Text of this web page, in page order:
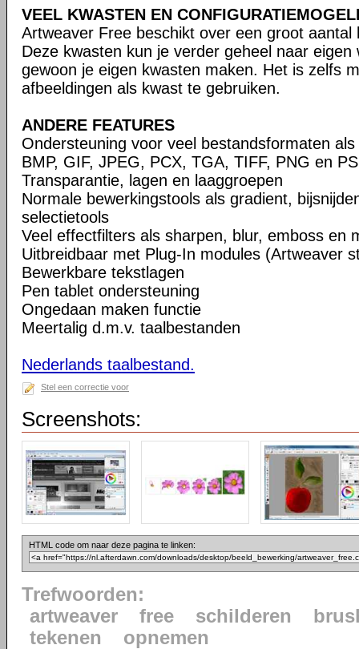
VEEL KWASTEN EN
Artweaver Free beschikt over een groot aantal
Deze kwasten kun je verder geheel naar
gewoon je eigen kwasten maken. Het is zelfs
afbeeldingen als kwast te gebruiken.
ANDERE FEATURES
Ondersteuning voor veel bestandsformaten
BMP, GIF, JPEG, PCX, TGA, TIFF, PNG en
Transparantie, lagen en laaggroepen
Normale bewerkingstools als gradient,
selectietools
Veel effectfilters als sharpen, blur, emboss en
Uitbreidbaar met Plug-In modules (Artweaver
Bewerkbare tekstlagen
Pen tablet ondersteuning
Ongedaan maken functie
Meertalig d.m.v. taalbestanden
Nederlands taalbestand.
Stel een correctie voor
Screenshots:
HTML code om naar deze pagina te linken:
Trefwoorden:
artweaver
free schilderen
tekenen
opnemen